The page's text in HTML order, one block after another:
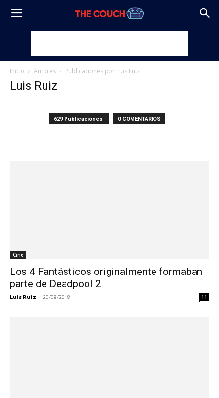
Inicio Autores Publicaciones por Luis Ruiz
Luis Ruiz
629 Publicaciones 0 COMENTARIOS
Cine
Los 4 Fantásticos originalmente formaban
parte de Deadpool 2
Luis Ruiz - 20/08/2018 11